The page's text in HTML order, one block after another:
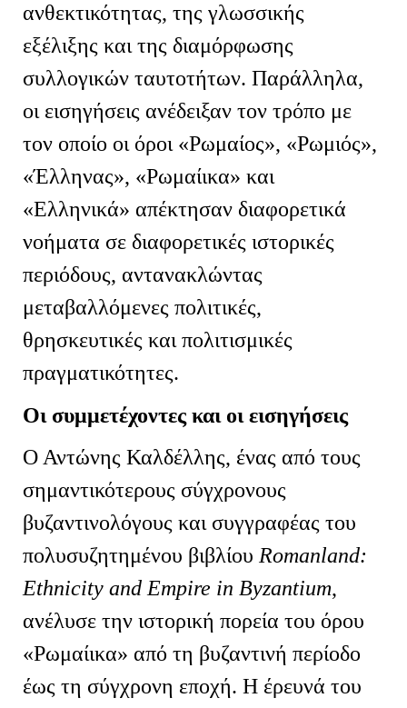
ανθεκτικότητας, της γλωσσικής
εξέλιξης και της διαμόρφωσης
συλλογικών ταυτοτήτων. Παράλληλα,
οι εισηγήσεις ανέδειξαν τον τρόπο με
τον οποίο οι όροι «Ρωμαίος», «Ρωμιός»,
«Έλληνας», «Ρωμαίικα» και
«Ελληνικά» απέκτησαν διαφορετικά
νοήματα σε διαφορετικές ιστορικές
περιόδους, αντανακλώντας
μεταβαλλόμενες πολιτικές,
θρησκευτικές και πολιτισμικές
πραγματικότητες.
Οι συμμετέχοντες και οι εισηγήσεις
Ο Αντώνης Καλδέλλης, ένας από τους
σημαντικότερους σύγχρονους
βυζαντινολόγους και συγγραφέας του
πολυσυζητημένου βιβλίου Romanland:
Ethnicity and Empire in Byzantium,
ανέλυσε την ιστορική πορεία του όρου
«Ρωμαίικα» από τη βυζαντινή περίοδο
έως τη σύγχρονη εποχή. Η έρευνά του